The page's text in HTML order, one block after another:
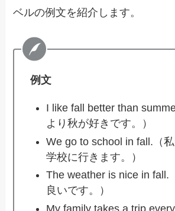
ベルの例文を紹介します。
例文
I like fall better than
より秋が好きです。）
We go to school in fall.（
学校に行きます。）
The weather is nice in fall.
良いです。）
My family takes a trip